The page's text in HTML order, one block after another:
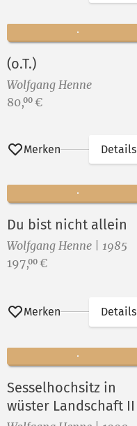
(o.T.)
Wolfgang Henne
Preis:
80,00 €
Merken Details
Du bist nicht allein
Wolfgang Henne | 1985
Preis:
197,00 €
Merken Details
Sesselhochsitz in
wüster Landschaft II